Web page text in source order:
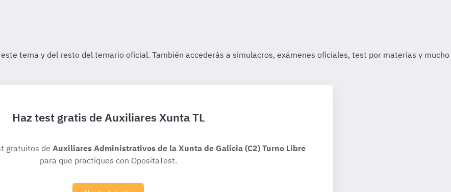
Haz test gratis de Auxiliares Xunta TL
gratuitos de Auxiliares Administrativos de la Xunta de Galicia (C2) Turno Libre
para que practiques con OpositaTest.